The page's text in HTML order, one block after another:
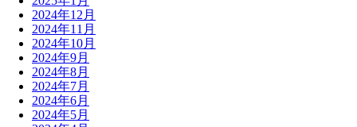
2024年12月
2024年11月
2024年10月
2024年9月
2024年8月
2024年7月
2024年6月
2024年5月